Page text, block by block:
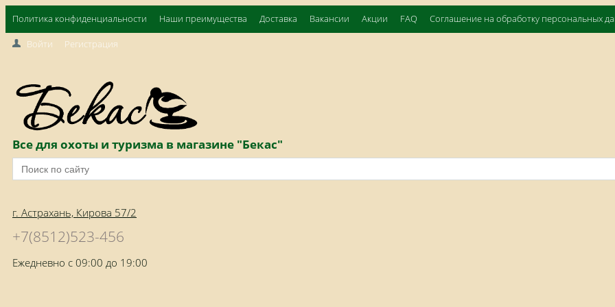
Политика конфиденциальности Наши преимущества Доставка Вакансии Акции FAQ Соглашение на обработку персональных
Войти Регистрация
Все для охоты и туризма в магазине "Бекас"
г. Астрахань, Кирова 57/2
+7(8512)523-456
Ежедневно с 09:00 до 19:00